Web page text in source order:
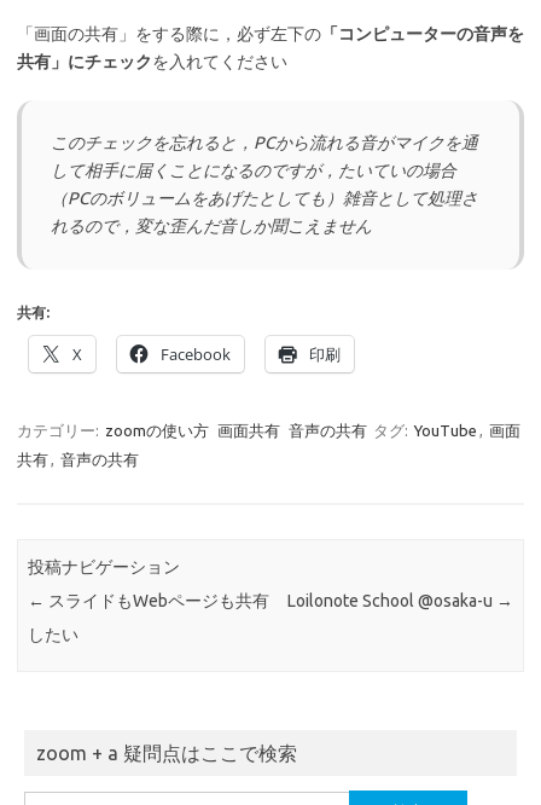
「画面の共有」をする際に，必ず左下の 「コンピューターの音声を
共有」にチェックを入れてください
このチェックを忘れると，PCから流れる音がマイクを通
して相手に届くことになるのですが，たいていの場合
（PCのボリュームをあげたとしても）雑音として処理さ
れるので，変な歪んだ音しか聞こえません
共有:
X Facebook 印刷
カテゴリー: zoomの使い方 画面共有 音声の共有 タグ: YouTube , 画面
共有, 音声の共有
投稿ナビゲーション
← スライドもWebページも共有
したい
Loilonote School @osaka-u →
zoom + a 疑問点はここで検索